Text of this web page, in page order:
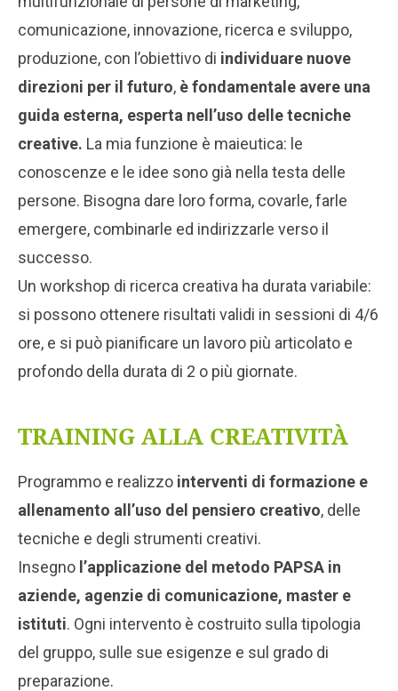
comunicazione, innovazione, ricerca e sviluppo,
produzione, con l’obiettivo di individuare nuove
direzioni per il futuro, è fondamentale avere una
guida esterna, esperta nell’uso delle tecniche
creative. La mia funzione è maieutica: le
conoscenze e le idee sono già nella testa delle
persone. Bisogna dare loro forma, covarle, farle
emergere, combinarle ed indirizzarle verso il
successo.
Un workshop di ricerca creativa ha durata variabile:
si possono ottenere risultati validi in sessioni di 4/6
ore, e si può pianificare un lavoro più articolato e
profondo della durata di 2 o più giornate.
TRAINING ALLA CREATIVITÀ
Programmo e realizzo interventi di formazione e
allenamento all’uso del pensiero creativo, delle
tecniche e degli strumenti creativi.
Insegno l’applicazione del metodo PAPSA in
aziende, agenzie di comunicazione, master e
istituti. Ogni intervento è costruito sulla tipologia
del gruppo, sulle sue esigenze e sul grado di
preparazione.